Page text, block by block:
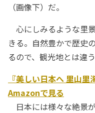
（画像下）だ。
心にしみるような里
きる。自然豊かで歴史
るので、観光地とは違
『美しい日本へ 里山
Amazonで見る
日本には様々な絶景